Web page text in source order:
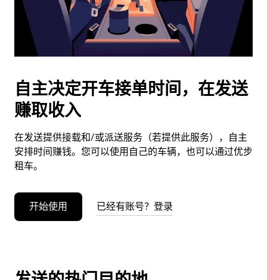
退
闭
日
历。
自主决定开车接单时间，在发送
赚取收入
在发送提供接载和/或派送服务（若提供此服务），自主
安排时间赚钱。您可以使用自己的车辆，也可以通过优步
租车。
开始使用 已经有账号？登录